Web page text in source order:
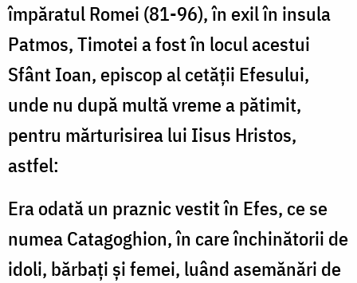
împăratul Romei (81-96), în exil în insula
Patmos, Timotei a fost în locul acestui
Sfânt Ioan, episcop al cetății Efesului,
unde nu după multă vreme a pătimit,
pentru mărturisirea lui Iisus Hristos,
astfel:
Era odată un praznic vestit în Efes, ce se
numea Catagoghion, în care închinătorii de
idoli, bărbați și femei, luând asemănări de